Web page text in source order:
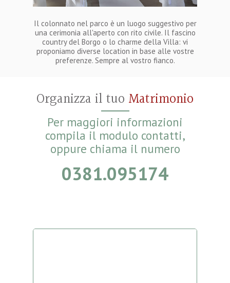
Il colonnato nel parco è un luogo suggestivo per
una cerimonia all'aperto con rito civile. Il fascino
country del Borgo o lo charme della Villa: vi
proponiamo diverse location in base alle vostre
preferenze. Sempre al vostro fianco.
Organizza il tuo Matrimonio
Per maggiori informazioni
compila il modulo contatti,
oppure chiama il numero
0381.095174